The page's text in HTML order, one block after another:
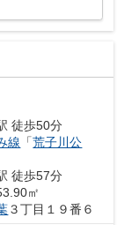
徒歩50分
線 「荒子川公
徒歩57分
㎡
３丁目１９番６